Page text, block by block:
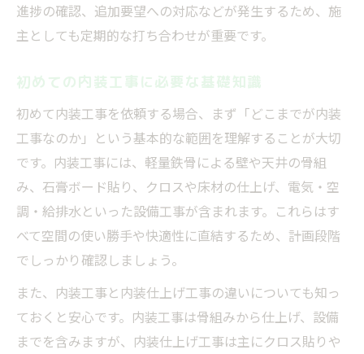
進捗の確認、追加要望への対応などが発生するため、施
主としても定期的な打ち合わせが重要です。
初めての内装工事に必要な基礎知識
初めて内装工事を依頼する場合、まず「どこまでが内装
工事なのか」という基本的な範囲を理解することが大切
です。内装工事には、軽量鉄骨による壁や天井の骨組
み、石膏ボード貼り、クロスや床材の仕上げ、電気・空
調・給排水といった設備工事が含まれます。これらはす
べて空間の使い勝手や快適性に直結するため、計画段階
でしっかり確認しましょう。
また、内装工事と内装仕上げ工事の違いについても知っ
ておくと安心です。内装工事は骨組みから仕上げ、設備
までを含みますが、内装仕上げ工事は主にクロス貼りや